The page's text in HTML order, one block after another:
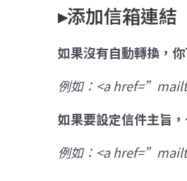
▸添加信箱連結
如果沒有自動轉換，
例如：<a
如果要設定信件主旨
例如：<a